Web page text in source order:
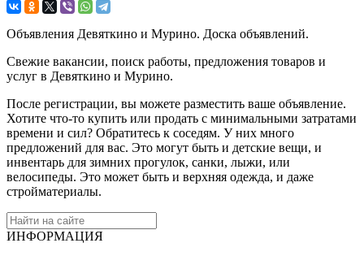
Объявления Девяткино и Мурино. Доска объявлений.
Свежие вакансии, поиск работы, предложения товаров и
услуг в Девяткино и Мурино.
После регистрации, вы можете разместить ваше объявление.
Хотите что-то купить или продать с минимальными затратами
времени и сил? Обратитесь к соседям. У них много
предложений для вас. Это могут быть и детские вещи, и
инвентарь для зимних прогулок, санки, лыжи, или
велосипеды. Это может быть и верхняя одежда, и даже
стройматериалы.
ИНФОРМАЦИЯ